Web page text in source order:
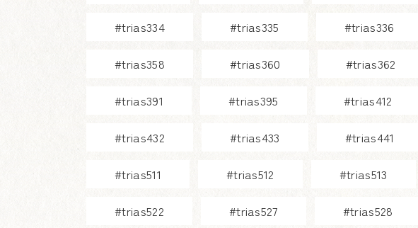
#trias334 #trias335 #trias336
#trias358 #trias360 #trias362
#trias391 #trias395 #trias412
#trias432 #trias433 #trias441
#trias511 #trias512 #trias513
#trias522 #trias527 #trias528